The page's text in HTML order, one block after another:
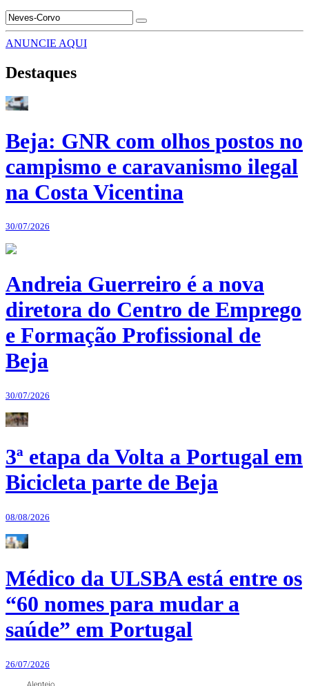
ANUNCIE AQUI
Destaques
Beja: GNR com olhos postos no
campismo e caravanismo ilegal
na Costa Vicentina
30/07/2026
Andreia Guerreiro é a nova
diretora do Centro de Emprego
e Formação Profissional de
Beja
30/07/2026
3ª etapa da Volta a Portugal em
Bicicleta parte de Beja
08/08/2026
Médico da ULSBA está entre os
“60 nomes para mudar a
saúde” em Portugal
26/07/2026